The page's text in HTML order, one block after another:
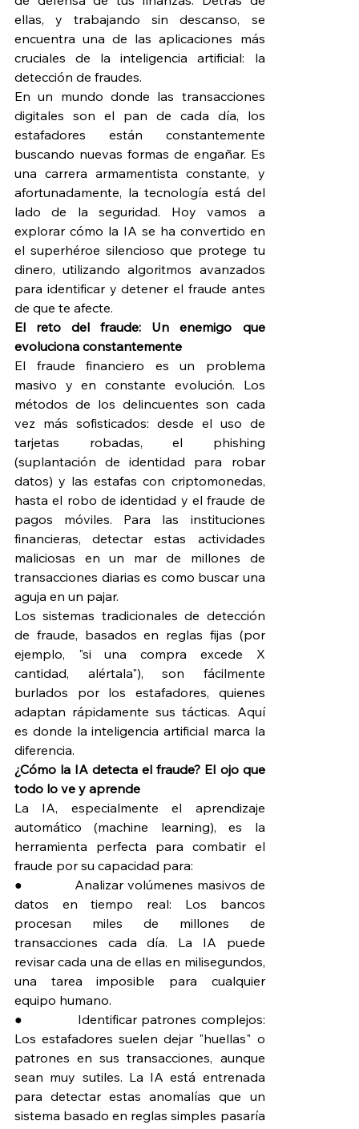
ellas, y trabajando sin descanso, se
encuentra una de las aplicaciones más
cruciales de la inteligencia artificial: la
detección de fraudes.
En un mundo donde las transacciones
digitales son el pan de cada día, los
estafadores están constantemente
buscando nuevas formas de engañar. Es
una carrera armamentista constante, y
afortunadamente, la tecnología está del
lado de la seguridad. Hoy vamos a
explorar cómo la IA se ha convertido en
el superhéroe silencioso que protege tu
dinero, utilizando algoritmos avanzados
para identificar y detener el fraude antes
de que te afecte.
El reto del fraude: Un enemigo que
evoluciona constantemente
El fraude financiero es un problema
masivo y en constante evolución. Los
métodos de los delincuentes son cada
vez más sofisticados: desde el uso de
tarjetas robadas, el phishing
(suplantación de identidad para robar
datos) y las estafas con criptomonedas,
hasta el robo de identidad y el fraude de
pagos móviles. Para las instituciones
financieras, detectar estas actividades
maliciosas en un mar de millones de
transacciones diarias es como buscar una
aguja en un pajar.
Los sistemas tradicionales de detección
de fraude, basados en reglas fijas (por
ejemplo, "si una compra excede X
cantidad, alértala"), son fácilmente
burlados por los estafadores, quienes
adaptan rápidamente sus tácticas. Aquí
es donde la inteligencia artificial marca la
diferencia.
¿Cómo la IA detecta el fraude? El ojo que
todo lo ve y aprende
La IA, especialmente el aprendizaje
automático (machine learning), es la
herramienta perfecta para combatir el
fraude por su capacidad para:
●             Analizar volúmenes masivos de
datos en tiempo real: Los bancos
procesan miles de millones de
transacciones cada día. La IA puede
revisar cada una de ellas en milisegundos,
una tarea imposible para cualquier
equipo humano.
●             Identificar patrones complejos:
Los estafadores suelen dejar "huellas" o
patrones en sus transacciones, aunque
sean muy sutiles. La IA está entrenada
para detectar estas anomalías que un
sistema basado en reglas simples pasaría